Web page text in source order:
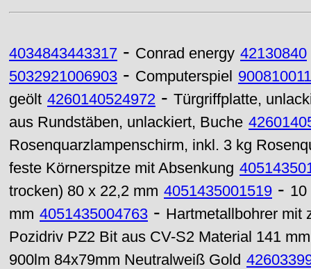
4034843443317 - Conrad energy 42130840
5032921006903 - Computerspiel
geölt 4260140524972 - Türgriffplatte,
aus Rundstäben, unlackiert, Buche
Rosenquarzlampenschirm, inkl. 3 kg
feste Körnerspitze mit Absenkung
trocken) 80 x 22,2 mm 4051435001519 - 10
mm 4051435004763 - Hartmetallbohrer mit
Pozidriv PZ2 Bit aus CV-S2 Material 141
900lm 84x79mm Neutralweiß Gold